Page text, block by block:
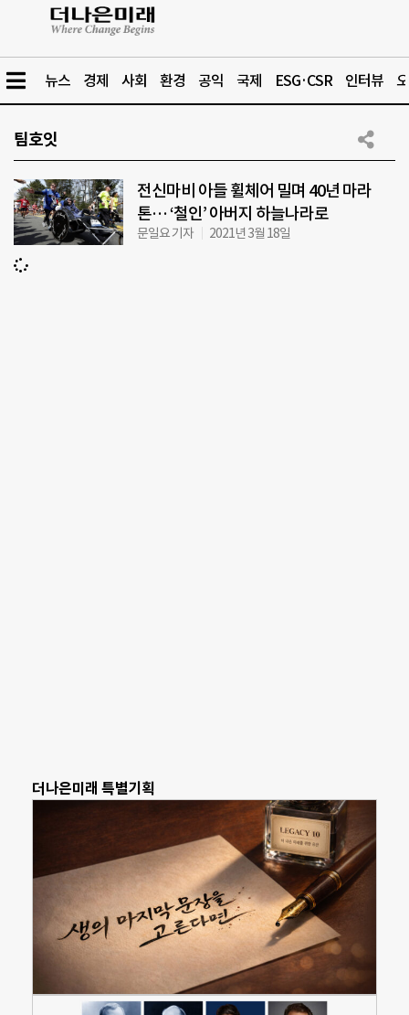
뉴스 경제 사회 환경 공익 국제 ESG·CSR 인터뷰
팀호잇
전신마비 아들 휠체어 밀며 40년 마라
톤… ‘철인’ 아버지 하늘나라로
문일요 기자 2021년 3월 18일
더나은미래 특별기획